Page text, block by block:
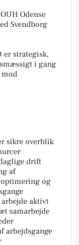
Odense
Svendborg
strategisk,
i gang
mod
sikre overblik
drift
af
og
aktivt
samarbejde
arbejdsgange